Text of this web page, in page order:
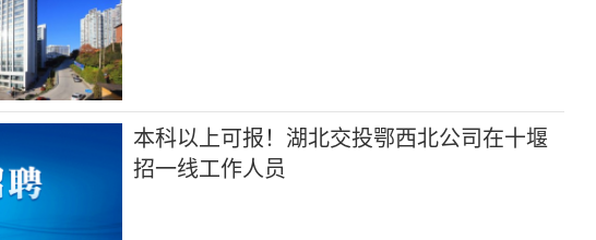
本科以上可报！湖北交投鄂西北公司在十堰
招一线工作人员